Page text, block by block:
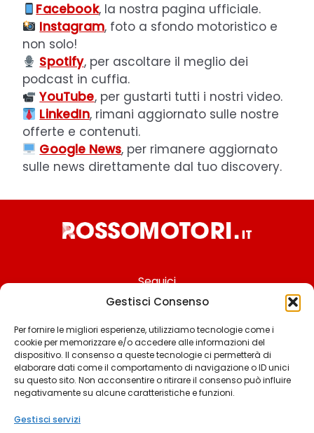
Gestisci Consenso
Per fornire le migliori esperienze, utilizziamo tecnologie come i
cookie per memorizzare e/o accedere alle informazioni del
dispositivo. Il consenso a queste tecnologie ci permetterà di
elaborare dati come il comportamento di navigazione o ID unici
su questo sito. Non acconsentire o ritirare il consenso può influire
negativamente su alcune caratteristiche e funzioni.
Gestisci servizi
Facebook, la nostra pagina ufficiale.
Instagram, foto a sfondo motoristico e
non solo!
Spotify, per ascoltare il meglio dei
podcast in cuffia.
YouTube, per gustarti tutti i nostri video.
LinkedIn, rimani aggiornato sulle nostre
offerte e contenuti.
Google News, per rimanere aggiornato
sulle news direttamente dal tuo discovery.
Seguici
Chi siamo
Contattaci
Termini & Condizioni